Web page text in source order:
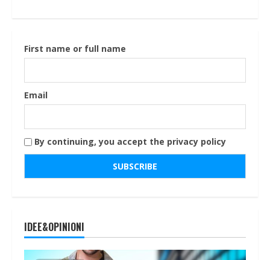
First name or full name
Email
By continuing, you accept the privacy policy
IDEE&OPINIONI